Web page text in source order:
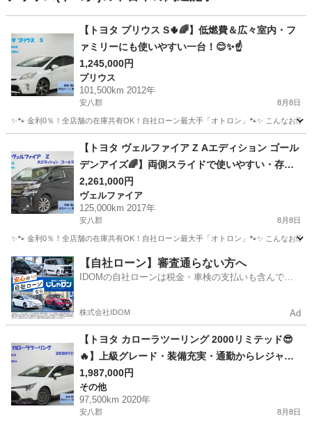
【トヨタ プリウス S🌵🌈】低燃費＆広々室内・フ
ァミリーにも使いやすい一台！😊✨☝️
1,245,000円
プリウス
101,500km 2012年
安八郡 8月8日
✨🐾 金利0％！全店舗の在庫共有OK！自社ローン最大手「オトロン」🐾✨ こんなお
プリウス
【トヨタ ヴェルファイア Z Aエディション ゴール
デンアイズ🌈】両側スライドで使いやすい・存在
感抜群の上級ミニバン😎🔥
2,261,000円
ヴェルファイア
125,000km 2017年
安八郡 8月8日
✨🐾 金利0％！全店舗の在庫共有OK！自社ローン最大手「オトロン」🐾✨ こんなお
岐阜 安八郡 ヴェルファイア 車両
【自社ローン】審査通らない方へ
IDOMの自社ローンは税金・車検の支払いも含んでい
株式会社IDOM Ad
【トヨタ カローラツーリング 2000リミテッド😎
🔥】上級グレード・装備充実・通勤からレジャー
まで快適ワゴン！🚗💨
1,987,000円
その他
97,500km 2020年
安八郡 8月8日